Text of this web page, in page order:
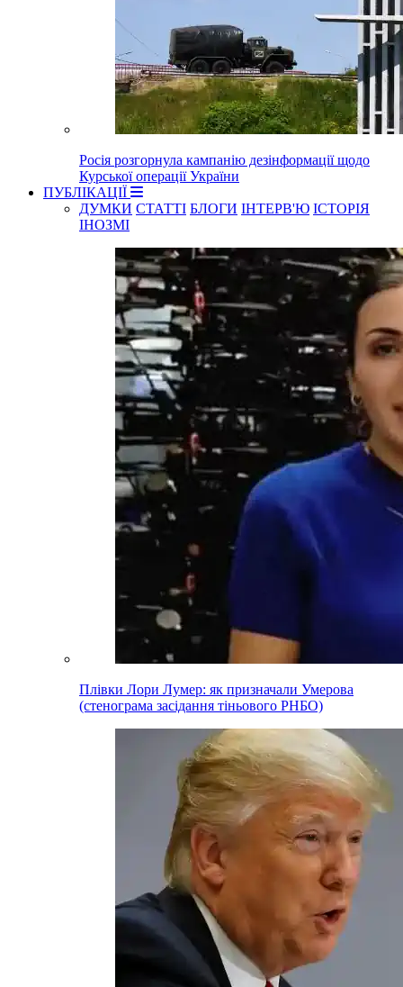
Росія розгорнула кампанію дезінформації щодо
Курської операції України
ПУБЛІКАЦІЇ
ДУМКИ СТАТТІ БЛОГИ ІНТЕРВ'Ю ІСТОРІЯ
ІНОЗМІ
Плівки Лори Лумер: як призначали Умерова
(стенограма засідання тіньового РНБО)